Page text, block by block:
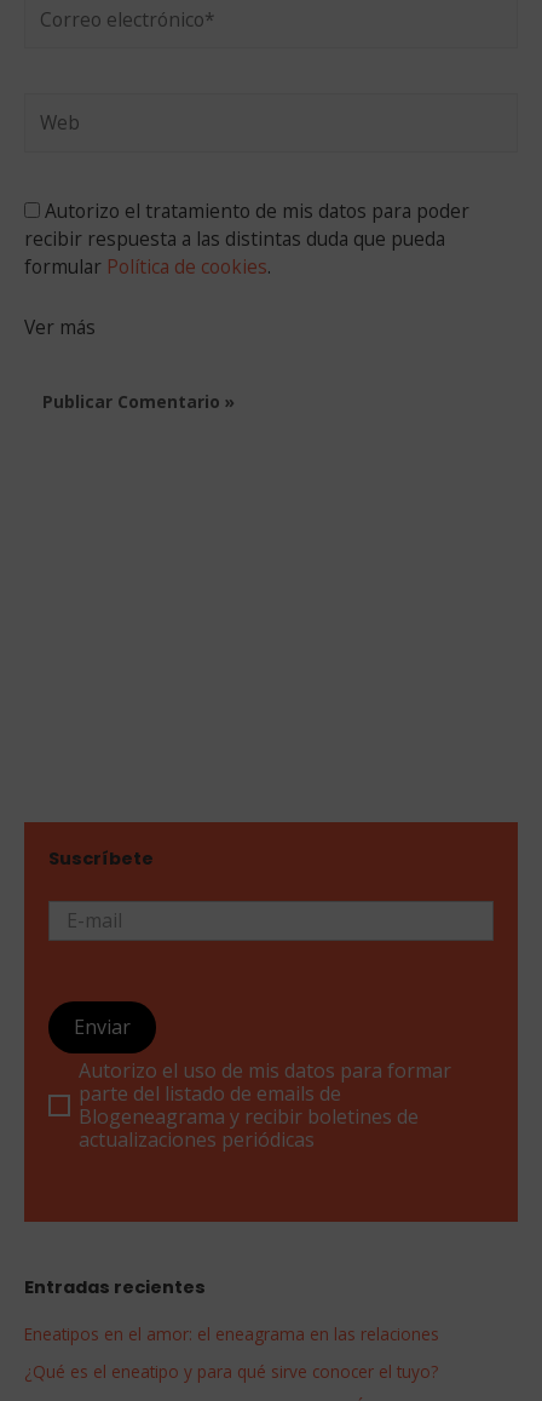
electrónico*
Autorizo el tratamiento de mis datos para poder
recibir respuesta a las distintas duda que pueda
formular Política de cookies.
Ver más
Suscríbete
E-mail
Enviar
Autorizo el uso de mis datos para formar
parte del listado de emails de
Blogeneagrama y recibir boletines de
actualizaciones periódicas
Entradas recientes
Eneatipos en el amor: el eneagrama en las relaciones
¿Qué es el eneatipo y para qué sirve conocer el tuyo?